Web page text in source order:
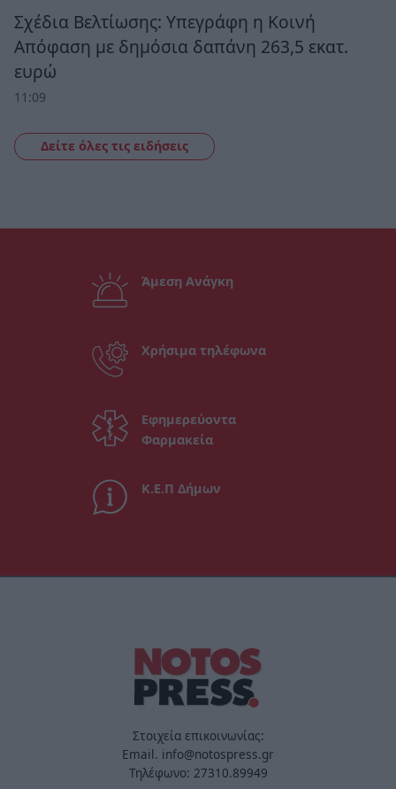
Σχέδια Βελτίωσης: Υπεγράφη η Κοινή
Απόφαση με δημόσια δαπάνη 263,5 εκατ.
ευρώ
11:09
Δείτε όλες τις ειδήσεις
Άμεση Ανάγκη
Χρήσιμα τηλέφωνα
Εφημερεύοντα
Φαρμακεία
Κ.Ε.Π Δήμων
Στοιχεία επικοινωνίας:
Email. info@notospress.gr
Τηλέφωνο: 27310.89949